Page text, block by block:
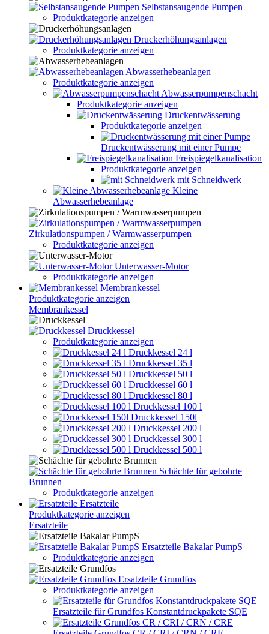
Selbstansaugende Pumpen
Produktkategorie anzeigen
Druckerhöhungsanlagen
Produktkategorie anzeigen
Abwasserhebeanlagen
Produktkategorie anzeigen
Abwasserpumpenschacht
Produktkategorie anzeigen
Druckentwässerung
Produktkategorie anzeigen
Druckentwässerung mit einer Pumpe
Freispiegelkanalisation
Produktkategorie anzeigen
mit Schneidwerk
Kleine
Abwasserhebeanlage
Zirkulationspumpen / Warmwasserpumpen
Produktkategorie anzeigen
Unterwasser-Motor
Produktkategorie anzeigen
Membrankessel
Produktkategorie anzeigen
Membrankessel
Druckkessel
Produktkategorie anzeigen
Druckkessel 24 l
Druckkessel 35 l
Druckkessel 50 l
Druckkessel 60 l
Druckkessel 80 l
Druckkessel 100 l
Druckkessel 150l
Druckkessel 200 l
Druckkessel 300 l
Druckkessel 500 l
Schächte für gebohrte
Brunnen
Produktkategorie anzeigen
Ersatzteile
Produktkategorie anzeigen
Ersatzteile
Ersatzteile Bakalar PumpS
Produktkategorie anzeigen
Ersatzteile Grundfos
Produktkategorie anzeigen
Ersatzteile für Grundfos Konstantdruckpakete SQE